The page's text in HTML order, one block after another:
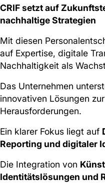
CRIF setzt auf
nachhaltige Strategien
Mit diesen
auf Expertise, digitale
Nachhaltigkeit als
Das Unternehmen
innovativen Lösungen
Herausforderungen.
Ein klarer Fokus liegt auf
Reporting und digitaler
Die Integration von
Identitätslösungen und